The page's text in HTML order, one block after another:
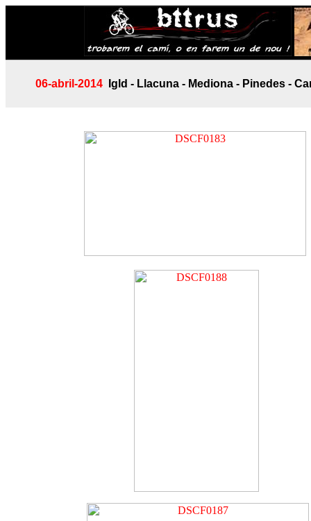
06-abril-2014 Igld - Llacuna - Mediona - Pinedes -